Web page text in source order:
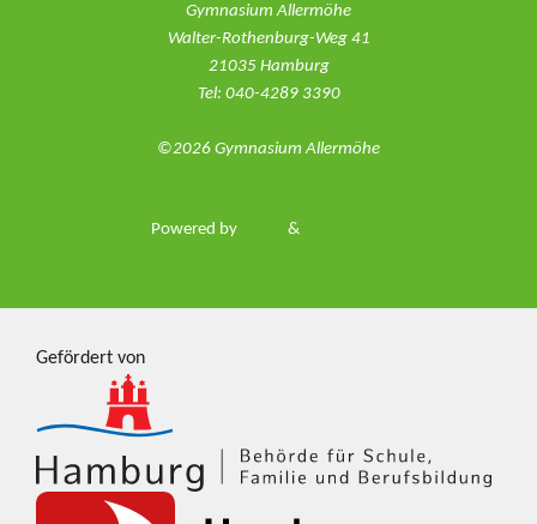
Gymnasium Allermöhe
Walter-Rothenburg-Weg 41
21035 Hamburg
Tel: 040-4289 3390
©2026 Gymnasium Allermöhe
Powered by &
Gefördert von